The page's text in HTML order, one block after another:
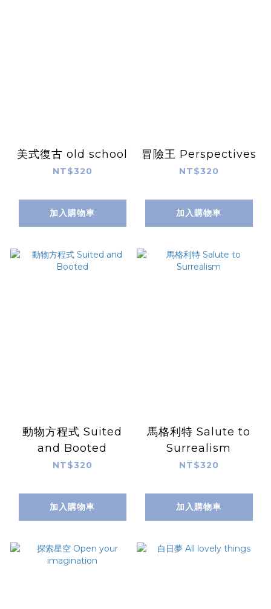
美式復古 old school
NT$320
加入購物車
冒險王 Perspectives
NT$320
加入購物車
動物方程式 Suited
and Booted
NT$320
加入購物車
馬格利特 Salute to
Surrealism
NT$320
加入購物車